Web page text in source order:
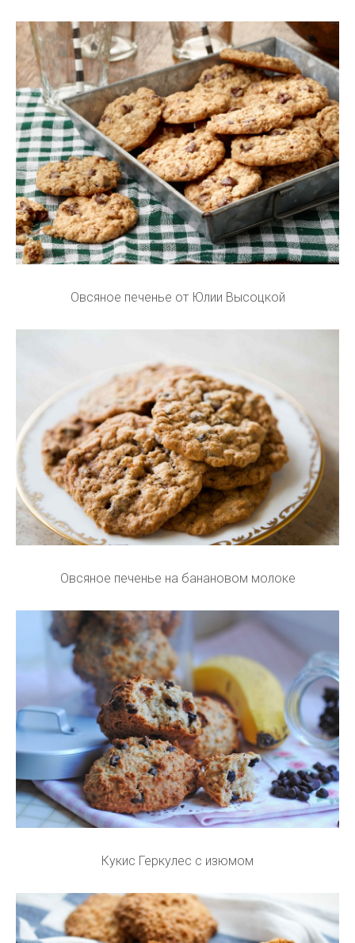
Овсяное печенье от Юлии Высоцкой
Овсяное печенье на банановом молоке
Кукис Геркулес с изюмом